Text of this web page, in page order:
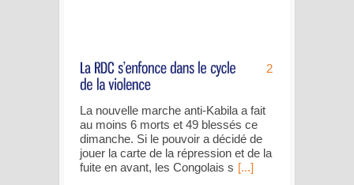
2
La nouvelle marche anti-Kabila a fait
au moins 6 morts et 49 blessés ce
dimanche. Si le pouvoir a décidé de
jouer la carte de la répression et de la
fuite en avant, les Congolais s [...]